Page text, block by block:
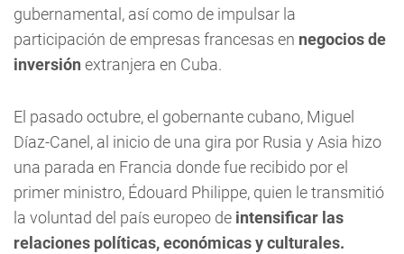
gubernamental, así como de impulsar la
participación de empresas francesas en negocios de
inversión extranjera en Cuba.
El pasado octubre, el gobernante cubano, Miguel
Díaz-Canel, al inicio de una gira por Rusia y Asia hizo
una parada en Francia donde fue recibido por el
primer ministro, Édouard Philippe, quien le transmitió
la voluntad del país europeo de intensificar las
relaciones políticas, económicas y culturales.